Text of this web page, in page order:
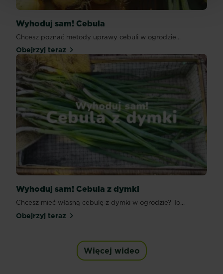
Wyhoduj sam! Cebula
Chcesz poznać metody uprawy cebuli w ogrodzie...
Obejrzyj teraz
Wyhoduj sam! Cebula z dymki
Chcesz mieć własną cebulę z dymki w ogrodzie? To...
Obejrzyj teraz
Więcej wideo